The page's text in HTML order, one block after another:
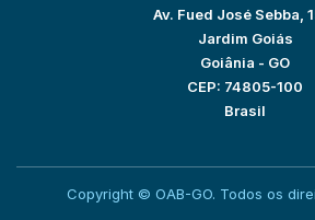
Av. Fued José Sebba,
Jardim Goiás
Goiânia - GO
CEP: 74805-100
Brasil
Copyright © OAB-GO. Todos os